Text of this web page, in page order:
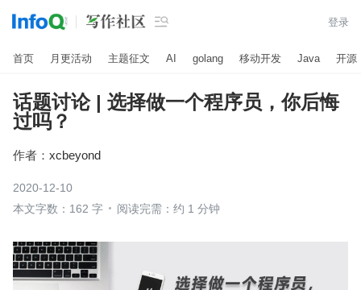
 登录
首页 月更活动 主题征文 AI golang 移动开发 Java 开源
话题讨论 | 选择做一个程序员，你后悔
过吗？
作者： xcbeyond
2020-12-10
本文字数：162 字
阅读完需：约 1 分钟